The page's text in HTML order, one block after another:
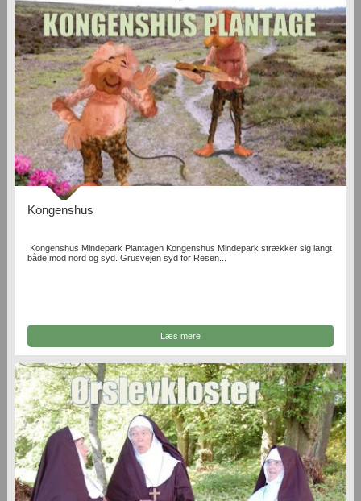
Kongenshus
Kongenshus Mindepark Plantagen Kongenshus Mindepark strækker sig langt
både mod nord og syd. Grusvejen syd for Resen...
Læs mere